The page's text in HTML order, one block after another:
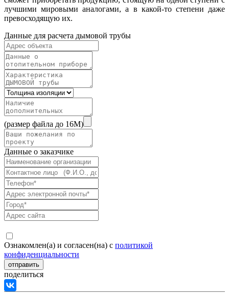
лучшими мировыми аналогами, а в какой-то степени даже
превосходящую их.
Данные для расчета дымовой трубы
(размер файла до 16M)
Данные о заказчике
Ознакомлен(а) и согласен(на) с политикой
конфиденциальности
поделиться